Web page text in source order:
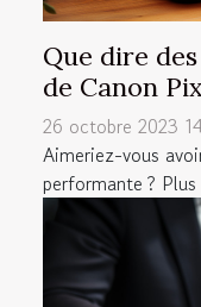
Que dire
de Canon
26 octobre 2023
Aimeriez-vous
performante ?